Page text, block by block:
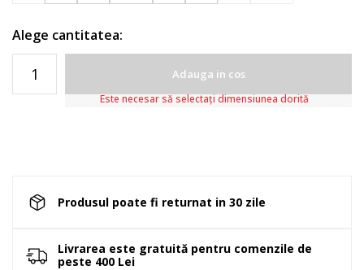
Alege cantitatea:
Adauga in cos
Este necesar să selectați dimensiunea dorită
Produsul poate fi returnat in 30 zile
Livrarea este gratuită pentru comenzile de
peste 400 Lei